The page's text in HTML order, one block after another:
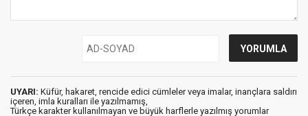
UYARI: Küfür, hakaret, rencide edici cümleler veya imalar, inançlara saldırı
içeren, imla kuralları ile yazılmamış,
Türkçe karakter kullanılmayan ve büyük harflerle yazılmış yorumlar